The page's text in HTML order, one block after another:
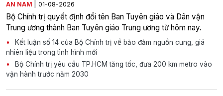
AN NAM 01-08-2026
Bộ Chính trị quyết định đổi tên Ban Tuyên giáo và Dân vận
Trung ương thành Ban Tuyên giáo Trung ương từ hôm nay.
Kết luận số 14 của Bộ Chính trị về bảo đảm nguồn cung, giá
nhiên liệu trong tình hình mới
Bộ Chính trị yêu cầu TP.HCM tăng tốc, đưa 200 km metro vào
vận hành trước năm 2030